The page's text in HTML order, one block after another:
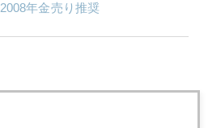
年金売り推奨